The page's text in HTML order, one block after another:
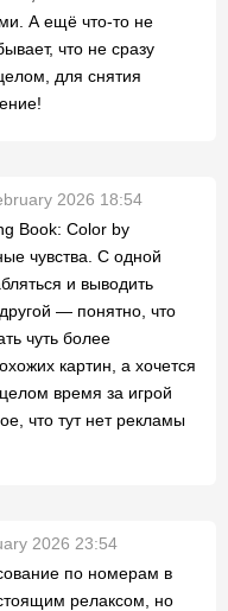
А ещё что-то не
что не сразу
для снятия
2026 18:54
Book: Color by
чувства. С одной
и выводить
— понятно, что
чуть более
картин, а хочется
время за игрой
что тут нет рекламы
2026 23:54
по номерам в
релаксом, но